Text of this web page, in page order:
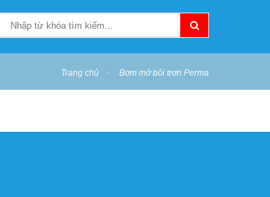
Trang chủ Bơm mở bôi trơn Perma